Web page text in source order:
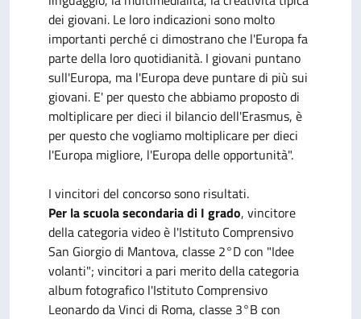
dei giovani. Le loro indicazioni sono molto
importanti perché ci dimostrano che l'Europa fa
parte della loro quotidianità. I giovani puntano
sull'Europa, ma l'Europa deve puntare di più sui
giovani. E' per questo che abbiamo proposto di
moltiplicare per dieci il bilancio dell'Erasmus, è
per questo che vogliamo moltiplicare per dieci
l'Europa migliore, l'Europa delle opportunità".
I vincitori del concorso sono risultati.
Per la scuola secondaria di I grado, vincitore
della categoria video è l'Istituto Comprensivo
San Giorgio di Mantova, classe 2°D con "Idee
volanti"; vincitori a pari merito della categoria
album fotografico l'Istituto Comprensivo
Leonardo da Vinci di Roma, classe 3°B con